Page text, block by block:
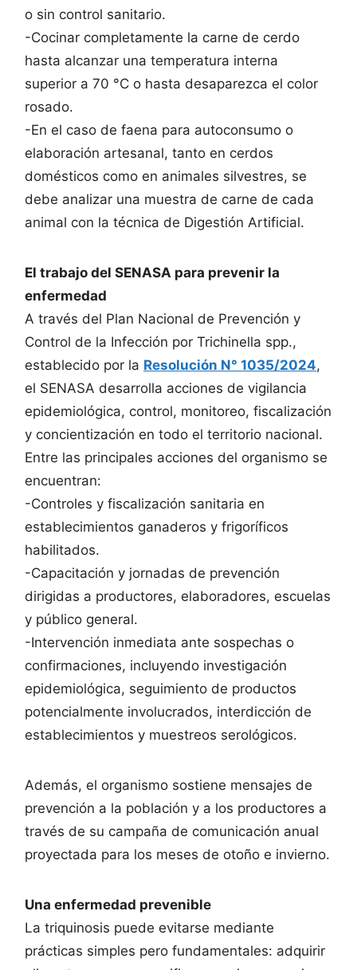
o sin control sanitario.
-Cocinar completamente la carne de cerdo
hasta alcanzar una temperatura interna
superior a 70 °C o hasta desaparezca el color
rosado.
-En el caso de faena para autoconsumo o
elaboración artesanal, tanto en cerdos
domésticos como en animales silvestres, se
debe analizar una muestra de carne de cada
animal con la técnica de Digestión Artificial.
El trabajo del SENASA para prevenir la
enfermedad
A través del Plan Nacional de Prevención y
Control de la Infección por Trichinella spp.,
establecido por la Resolución N° 1035/2024,
el SENASA desarrolla acciones de vigilancia
epidemiológica, control, monitoreo, fiscalización
y concientización en todo el territorio nacional.
Entre las principales acciones del organismo se
encuentran:
-Controles y fiscalización sanitaria en
establecimientos ganaderos y frigoríficos
habilitados.
-Capacitación y jornadas de prevención
dirigidas a productores, elaboradores, escuelas
y público general.
-Intervención inmediata ante sospechas o
confirmaciones, incluyendo investigación
epidemiológica, seguimiento de productos
potencialmente involucrados, interdicción de
establecimientos y muestreos serológicos.
Además, el organismo sostiene mensajes de
prevención a la población y a los productores a
través de su campaña de comunicación anual
proyectada para los meses de otoño e invierno.
Una enfermedad prevenible
La triquinosis puede evitarse mediante
prácticas simples pero fundamentales: adquirir